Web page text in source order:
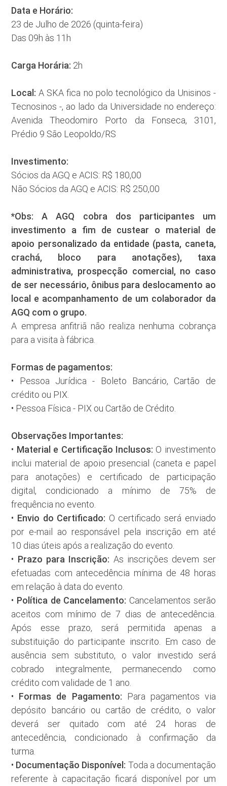
Data e Horário:
23 de Julho de 2026 (quinta-feira)
Das 09h às 11h
Carga Horária: 2h
Local:A SKA fica no polo tecnológico da Unisinos -
Tecnosinos -, ao lado da Universidade no endereço:
Avenida Theodomiro Porto da Fonseca, 3101,
Prédio 9 São Leopoldo/RS
Investimento:
Sócios da AGQ e ACIS: R$ 180,00
Não Sócios da AGQ e ACIS: R$ 250,00
*Obs: A AGQ cobra dos participantes um
investimento a fim de custear o material de
apoio personalizado da entidade (pasta, caneta,
crachá, bloco para anotações), taxa
administrativa, prospecção comercial, no caso
de ser necessário, ônibus para deslocamento ao
local e acompanhamento de um colaborador da
AGQ com o grupo.
A empresa anfitriã não realiza nenhuma cobrança
para a visita à fábrica.
Formas de pagamentos:
• Pessoa Jurídica - Boleto Bancário, Cartão de
crédito ou PIX.
• Pessoa Física - PIX ou Cartão de Crédito.
Observações Importantes:
• Material e Certificação Inclusos: O investimento
inclui material de apoio presencial (caneta e papel
para anotações) e certificado de participação
digital, condicionado a mínimo de 75% de
frequência no evento.
• Envio do Certificado: O certificado será enviado
por e-mail ao responsável pela inscrição em até
10 dias úteis após a realização do evento.
• Prazo para Inscrição: As inscrições devem ser
efetuadas com antecedência mínima de 48 horas
em relação à data do evento.
• Política de Cancelamento: Cancelamentos serão
aceitos com mínimo de 7 dias de antecedência.
Após esse prazo, será permitida apenas a
substituição do participante inscrito. Em caso de
ausência sem substituto, o valor investido será
cobrado integralmente, permanecendo como
crédito com validade de 1 ano.
• Formas de Pagamento: Para pagamentos via
depósito bancário ou cartão de crédito, o valor
deverá ser quitado com até 24 horas de
antecedência, condicionado à confirmação da
turma.
• Documentação Disponível: Toda a documentação
referente à capacitação ficará disponível por um